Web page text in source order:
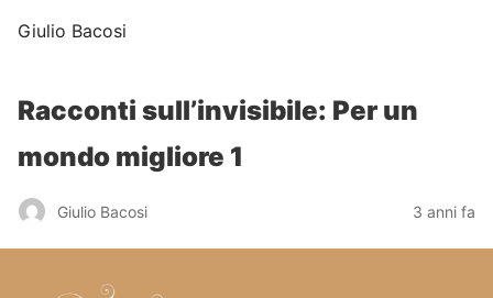
Giulio Bacosi
Racconti sull’invisibile: Per un
mondo migliore 1
Giulio Bacosi 3 anni fa